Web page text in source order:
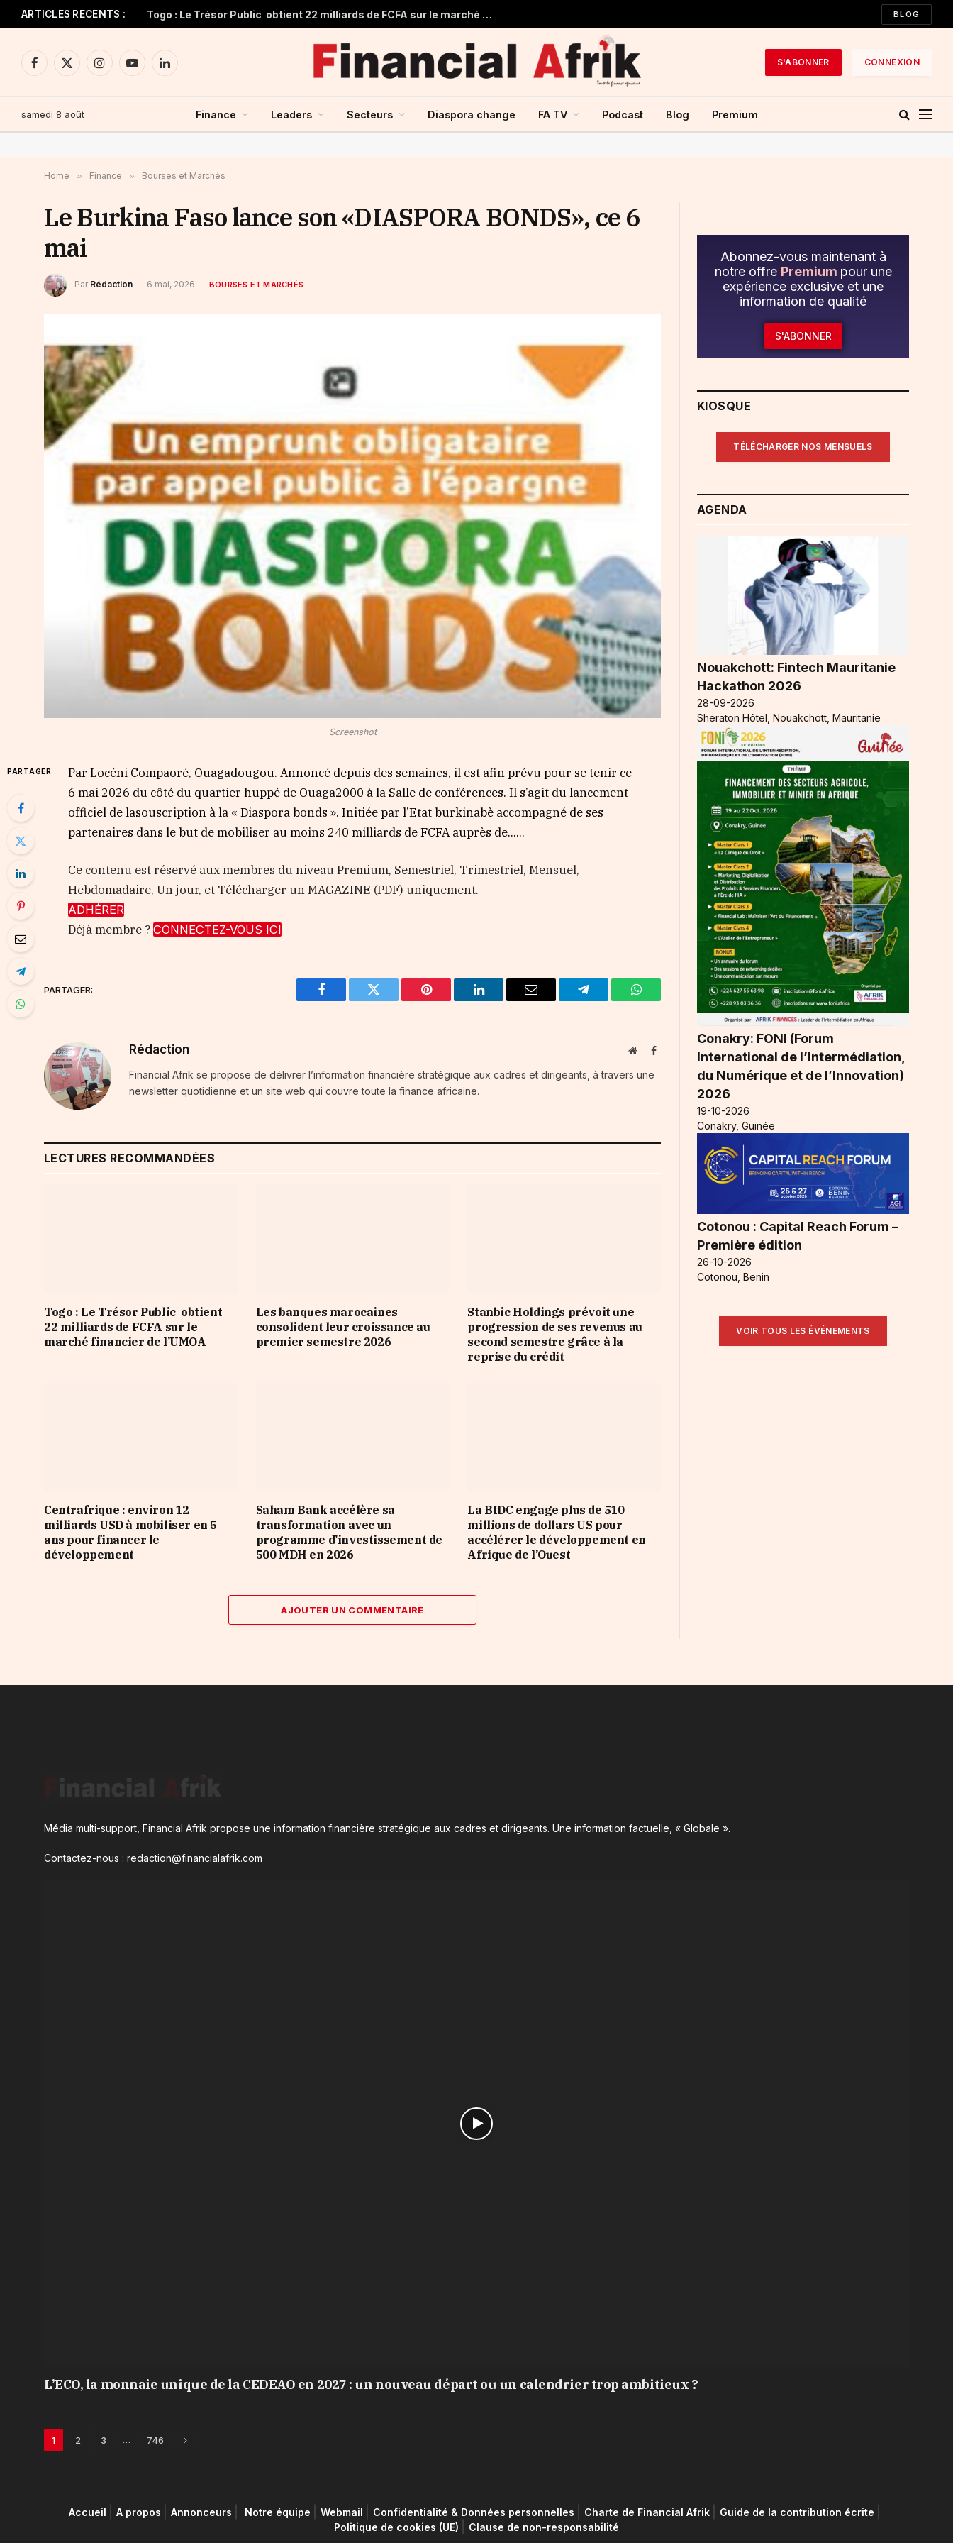
ARTICLES RECENTS : Togo : Le Trésor Public obtient 22 milliards de FCFA sur le marché financier de l’UMOA BLOG
Facebook
X
InstagramYouTubeLinkedIn
S'ABONNER CONNEXION
samedi 8 août Finance Leaders Secteurs Diaspora change FA TV Podcast Blog Premium
Home » Finance » Bourses et Marchés
Le Burkina Faso lance son «DIASPORA BONDS», ce 6
mai
Par Rédaction 6 mai, 2026 BOURSES ET MARCHÉS
Screenshot
PARTAGER
Par Locéni Compaoré, Ouagadougou. Annoncé depuis des semaines, il est afin prévu pour se tenir ce
6 mai 2026 du côté du quartier huppé de Ouaga2000 à la Salle de conférences. Il s’agit du lancement
officiel de lasouscription à la « Diaspora bonds ». Initiée par l’Etat burkinabè accompagné de ses
partenaires dans le but de mobiliser au moins 240 milliards de FCFA auprès de…...
Ce contenu est réservé aux membres du niveau Premium, Semestriel, Trimestriel, Mensuel,
Hebdomadaire, Un jour, et Télécharger un MAGAZINE (PDF) uniquement.
ADHÉRER
Déjà membre ?CONNECTEZ-VOUS ICI
PARTAGER:
Facebook Twitter Pinterest LinkedIn Email Telegram WhatsApp
Rédaction WebsiteFacebook
Financial Afrik se propose de délivrer l’information financière stratégique aux cadres et dirigeants, à travers une
newsletter quotidienne et un site web qui couvre toute la finance africaine.
LECTURES RECOMMANDÉES
Togo : Le Trésor Public obtient
22 milliards de FCFA sur le
marché financier de l’UMOA
Les banques marocaines
consolident leur croissance au
premier semestre 2026
Stanbic Holdings prévoit une
progression de ses revenus au
second semestre grâce à la
reprise du crédit
Centrafrique : environ 12
milliards USD à mobiliser en 5
ans pour financer le
développement
Saham Bank accélère sa
transformation avec un
programme d’investissement de
500 MDH en 2026
La BIDC engage plus de 510
millions de dollars US pour
accélérer le développement en
Afrique de l’Ouest
AJOUTER UN COMMENTAIRE
Abonnez-vous maintenant à
notre offre Premium pour une
expérience exclusive et une
information de qualité
S'ABONNER
KIOSQUE
TÉLÉCHARGER NOS MENSUELS
AGENDA
Nouakchott: Fintech Mauritanie
Hackathon 2026
28-09-2026
Sheraton Hôtel, Nouakchott, Mauritanie
Conakry: FONI (Forum
International de l’Intermédiation,
du Numérique et de l’Innovation)
2026
19-10-2026
Conakry, Guinée
Cotonou : Capital Reach Forum –
Première édition
26-10-2026
Cotonou, Benin
VOIR TOUS LES ÉVÉNEMENTS
Média multi-support, Financial Afrik propose une information financière stratégique aux cadres et dirigeants. Une information factuelle, « Globale ».
Contactez-nous : redaction@financialafrik.com
L’ECO, la monnaie unique de la CEDEAO en 2027 : un nouveau départ ou un calendrier trop ambitieux ?
1 2 3 … 746 Next
Accueil A propos Annonceurs Notre équipe Webmail Confidentialité & Données personnelles Charte de Financial Afrik
Guide de la contribution écrite
Politique de cookies (UE)
Clause de non-responsabilité